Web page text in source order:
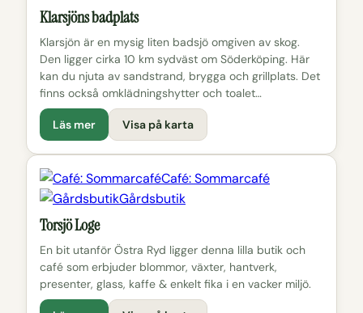
Klarsjöns badplats
Klarsjön är en mysig liten badsjö omgiven av skog.
Den ligger cirka 10 km sydväst om Söderköping. Här
kan du njuta av sandstrand, brygga och grillplats. Det
finns också omklädningshytter och toalet…
Läs mer Visa på karta
Café: Sommarcafé
Gårdsbutik
Torsjö Loge
En bit utanför Östra Ryd ligger denna lilla butik och
café som erbjuder blommor, växter, hantverk,
presenter, glass, kaffe & enkelt fika i en vacker miljö.